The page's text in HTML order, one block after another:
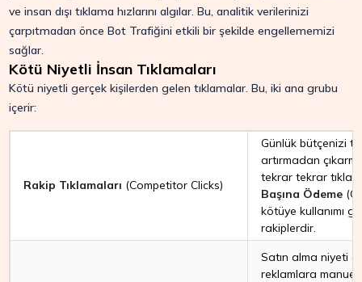
ve insan dışı tıklama hızlarını algılar. Bu, analitik verilerinizi
çarpıtmadan önce Bot Trafiğini etkili bir şekilde engellememizi
sağlar.
Kötü Niyetli İnsan Tıklamaları
Kötü niyetli gerçek kişilerden gelen tıklamalar. Bu, iki ana grubu
içerir:
Rakip Tıklamaları (Competitor Clicks)
Günlük bütçenizi
artırmadan
tekrar tekrar
Başına Ödeme
kötüye kullanımı
rakiplerdir.
Satın alma niyeti
reklamlara manuel